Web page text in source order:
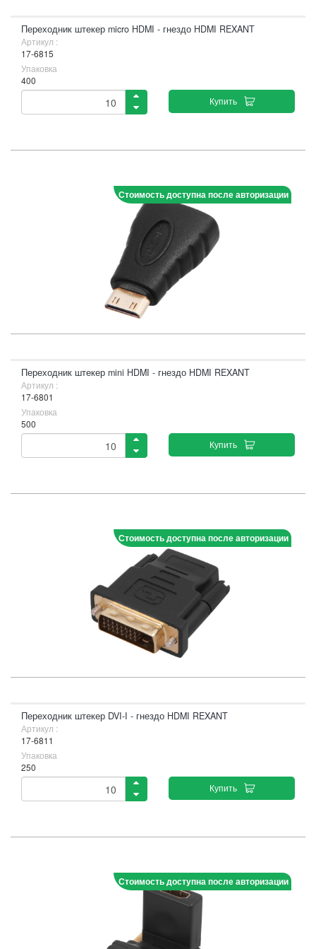
Переходник штекер micro HDMI - гнездо HDMI REXANT
Артикул :
17-6815
Упаковка
400
Купить
Стоимость доступна после авторизации
Переходник штекер mini HDMI - гнездо HDMI REXANT
Артикул :
17-6801
Упаковка
500
Купить
Стоимость доступна после авторизации
Переходник штекер DVI-I - гнездо HDMI REXANT
Артикул :
17-6811
Упаковка
250
Купить
Стоимость доступна после авторизации